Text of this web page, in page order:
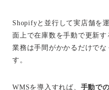
Shopifyと並行して実店舗を
面上で在庫数を手動で更新
業務は手間がかかるだけで
す。
WMSを導入すれば、 手動で